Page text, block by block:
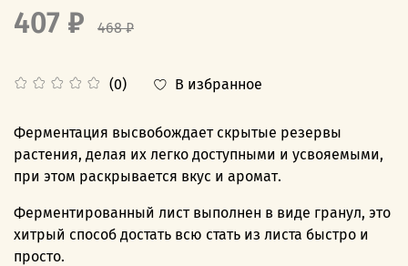
(0) В избранное
407 ₽ 468 ₽
Ферментация высвобождает скрытые резервы
растения, делая их легко доступными и усвояемыми,
при этом раскрывается вкус и аромат.
Ферментированный лист выполнен в виде гранул, это
хитрый способ достать всю стать из листа быстро и
просто.